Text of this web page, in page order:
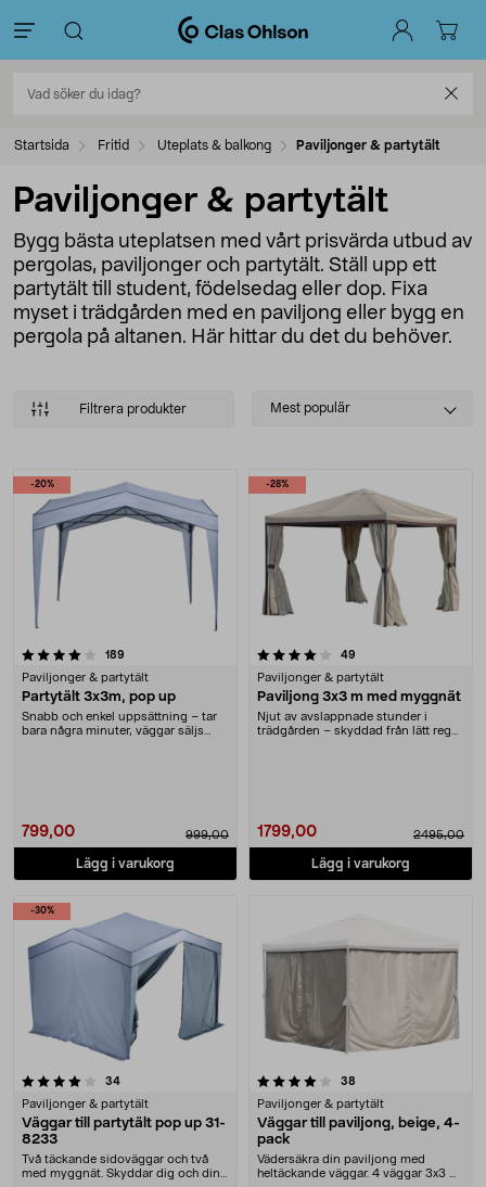
Startsida Fritid Uteplats & balkong Paviljonger & partytält
Paviljonger & partytält
Bygg bästa uteplatsen med vårt prisvärda utbud av
pergolas, paviljonger och partytält. Ställ upp ett
partytält till student, födelsedag eller dop. Fixa
myset i trädgården med en paviljong eller bygg en
pergola på altanen. Här hittar du det du behöver.
Filtrera produkter
Select
Mest populär
Produkter
-20%
189
Paviljonger & partytält
Partytält 3x3m, pop up
Snabb och enkel uppsättning – tar
bara några minuter, väggar säljs
799,00 999,00
Lägg i varukorg
-28%
4.0 av 5 stjärnor 49
Paviljonger & partytält
Paviljong 3x3 m med myggnät
Njut av avslappnade stunder i
trädgården – skyddad från lätt regn
1799,00 2495,00
Lägg i varukorg
-30%
34recensioner
Paviljonger & partytält
Väggar till partytält pop up 31-
8233
Två täckande sidoväggar och två
med myggnät. Skyddar dig och dina
4.0 av 5 stjärnor 38
Paviljonger & partytält
Väggar till paviljong, beige, 4-
pack
Vädersäkra din paviljong med
heltäckande väggar. 4 väggar 3x3 m